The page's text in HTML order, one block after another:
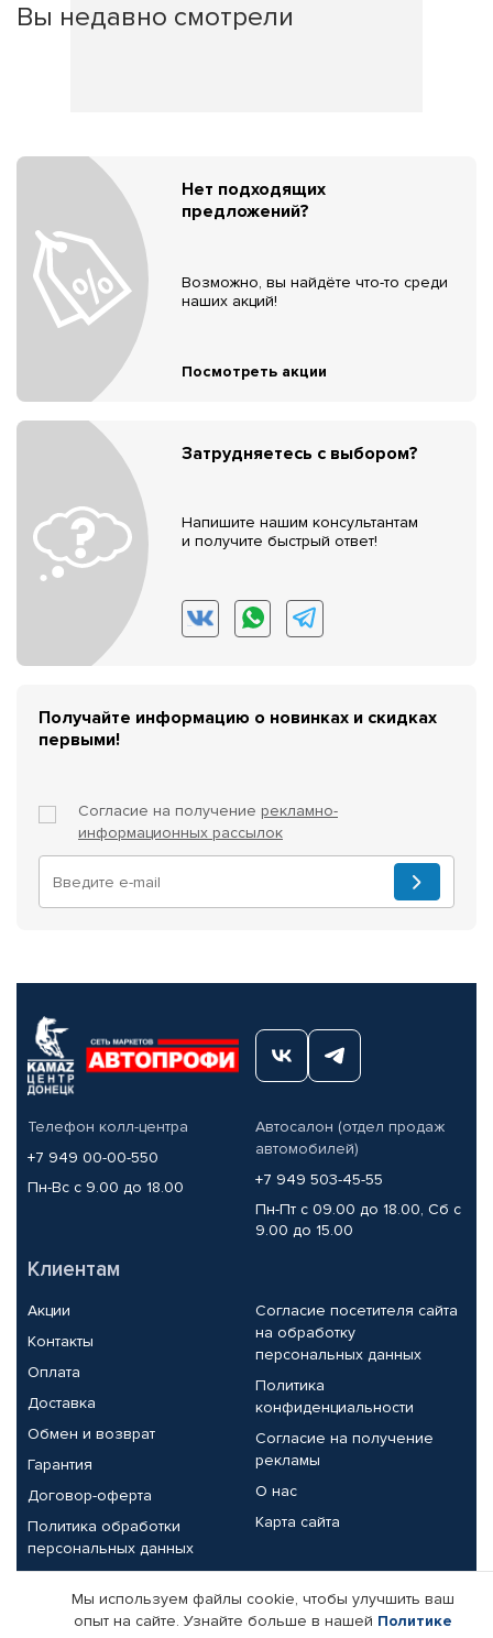
Вы недавно смотрели
Нет подходящих
предложений?
Возможно, вы найдёте что-то среди
наших акций!
Посмотреть акции
Затрудняетесь с выбором?
Напишите нашим консультантам
и получите быстрый ответ!
Получайте информацию о новинках и скидках
первыми!
Согласие на получение рекламно-
информационных рассылок
Телефон колл-центра
+7 949 00-00-550
Пн-Вс с 9.00 до 18.00
Автосалон (отдел продаж
автомобилей)
+7 949 503-45-55
Пн-Пт с 09.00 до 18.00, Сб с
9.00 до 15.00
Клиентам
Акции
Контакты
Оплата
Доставка
Обмен и возврат
Гарантия
Договор-оферта
Политика обработки
персональных данных
Согласие посетителя сайта
на обработку
персональных данных
Политика
конфиденциальности
Согласие на получение
рекламы
О нас
Карта сайта
Партнерам
Мы используем файлы cookie, чтобы улучшить ваш
опыт на сайте. Узнайте больше в нашей Политике